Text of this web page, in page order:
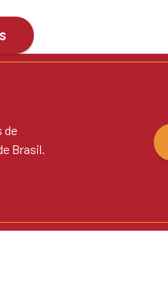
de
Brasil.